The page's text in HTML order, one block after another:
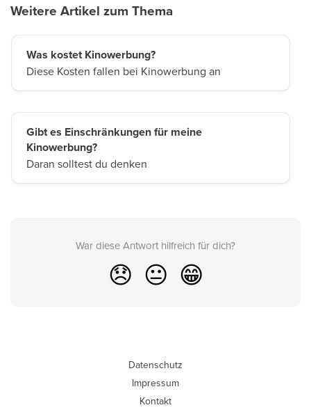
Weitere Artikel zum Thema
Was kostet Kinowerbung?
Diese Kosten fallen bei Kinowerbung an
Gibt es Einschränkungen für meine
Kinowerbung?
Daran solltest du denken
War diese Antwort hilfreich für dich?
😞 😐 😁
Datenschutz
Impressum
Kontakt